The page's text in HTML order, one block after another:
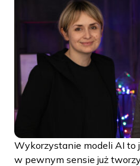
Wykorzystanie modeli AI to
w pewnym sensie już